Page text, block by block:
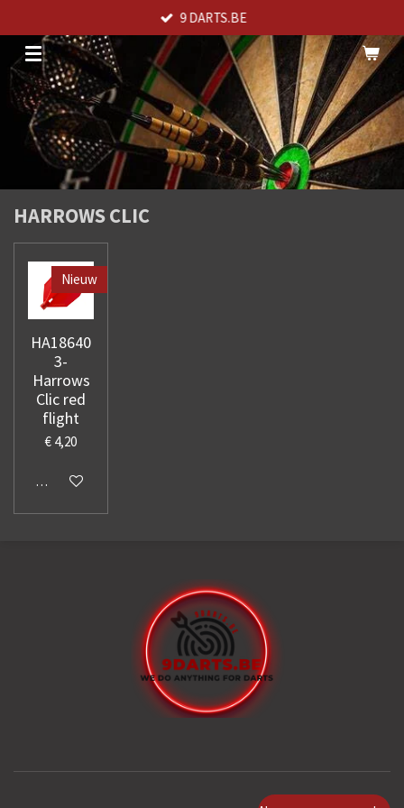
direct
naar
de
hoofdinhoud
9 DARTS.BE
HARROWS CLIC
Nieuw
HA18640
3-
Harrows
Clic red
flight
€ 4,20
In winkelwagen